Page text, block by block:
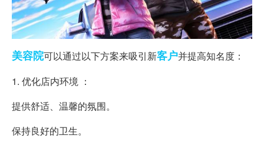
美容院可以通过以下方案来吸引新客户并提高知名度：
1. 优化店内环境 ：
提供舒适、温馨的氛围。
保持良好的卫生。